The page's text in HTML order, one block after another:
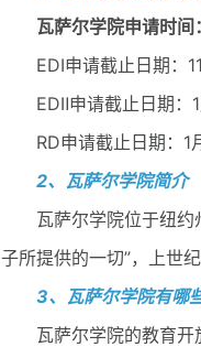
瓦萨尔学院申请时间：
EDⅠ申请截止日期：11
EDⅡ申请截止日期：1
RD申请截止日期：1月
2、瓦萨尔学院简介
瓦萨尔学院位于纽约州
子所提供的一切”，上世
3、瓦萨尔学院有哪
瓦萨尔学院的教育开